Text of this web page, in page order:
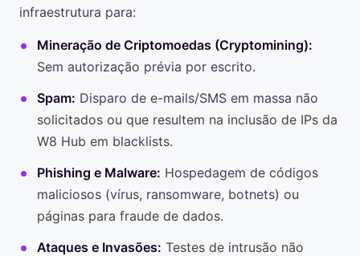
infraestrutura para:
Mineração de Criptomoedas (Cryptomining):
Sem autorização prévia por escrito.
Spam: Disparo de e-mails/SMS em massa não
solicitados ou que resultem na inclusão de IPs da
W8 Hub em blacklists.
Phishing e Malware: Hospedagem de códigos
maliciosos (vírus, ransomware, botnets) ou
páginas para fraude de dados.
Ataques e Invasões: Testes de intrusão não